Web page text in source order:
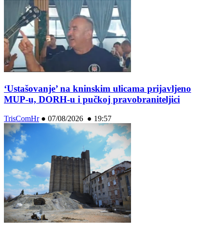
‘Ustašovanje’ na kninskim ulicama prijavljeno
MUP-u, DORH-u i pučkoj pravobraniteljici
TrisComHr● 07/08/2026 ● 19:57